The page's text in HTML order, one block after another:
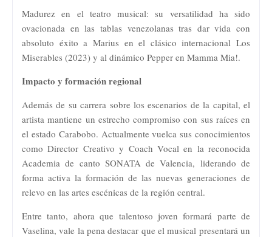
Madurez en el teatro musical: su versatilidad ha sido
ovacionada en las tablas venezolanas tras dar vida con
absoluto éxito a Marius en el clásico internacional Los
Miserables (2023) y al dinámico Pepper en Mamma Mia!.
Impacto y formación regional
Además de su carrera sobre los escenarios de la capital, el
artista mantiene un estrecho compromiso con sus raíces en
el estado Carabobo. Actualmente vuelca sus conocimientos
como Director Creativo y Coach Vocal en la reconocida
Academia de canto SONATA de Valencia, liderando de
forma activa la formación de las nuevas generaciones de
relevo en las artes escénicas de la región central.
Entre tanto, ahora que talentoso joven formará parte de
Vaselina, vale la pena destacar que el musical presentará un